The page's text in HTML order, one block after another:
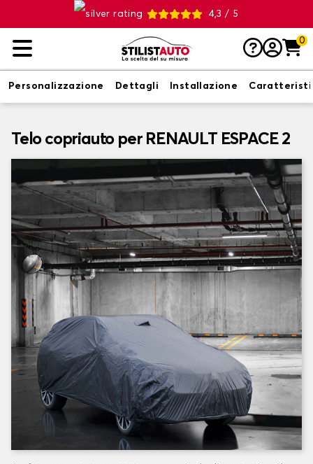
4,3 / 5
0
Personalizzazione Dettagli Installazione
Telo copriauto per RENAULT ESPACE 2